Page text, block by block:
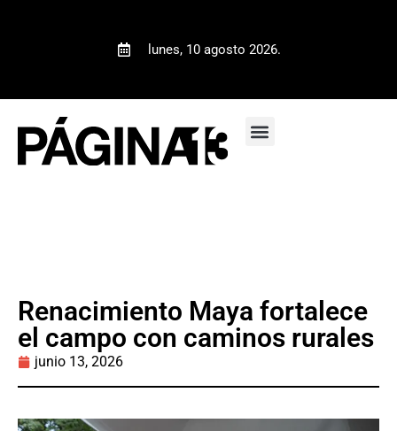
lunes, 10 agosto 2026.
Renacimiento Maya fortalece
el campo con caminos rurales
junio 13, 2026